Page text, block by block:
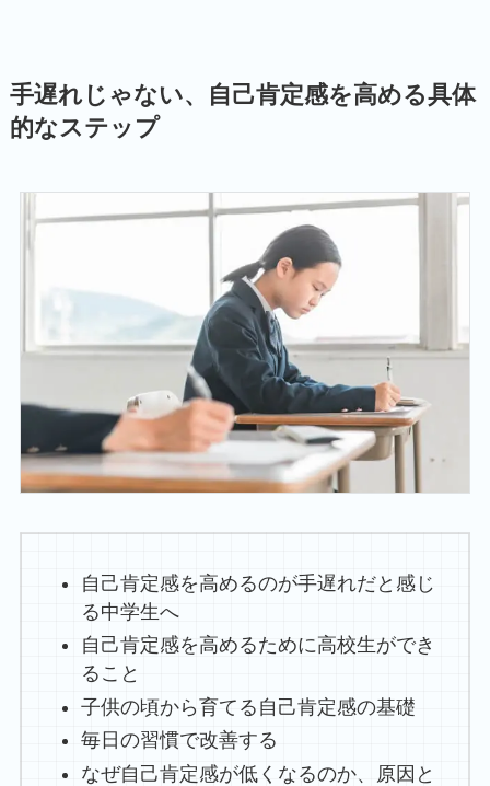
手遅れじゃない、自己肯定感を高める具体
的なステップ
自己肯定感を高めるのが手遅れだと感じ
る中学生へ
自己肯定感を高めるために高校生ができ
ること
子供の頃から育てる自己肯定感の基礎
毎日の習慣で改善する
なぜ自己肯定感が低くなるのか、原因と